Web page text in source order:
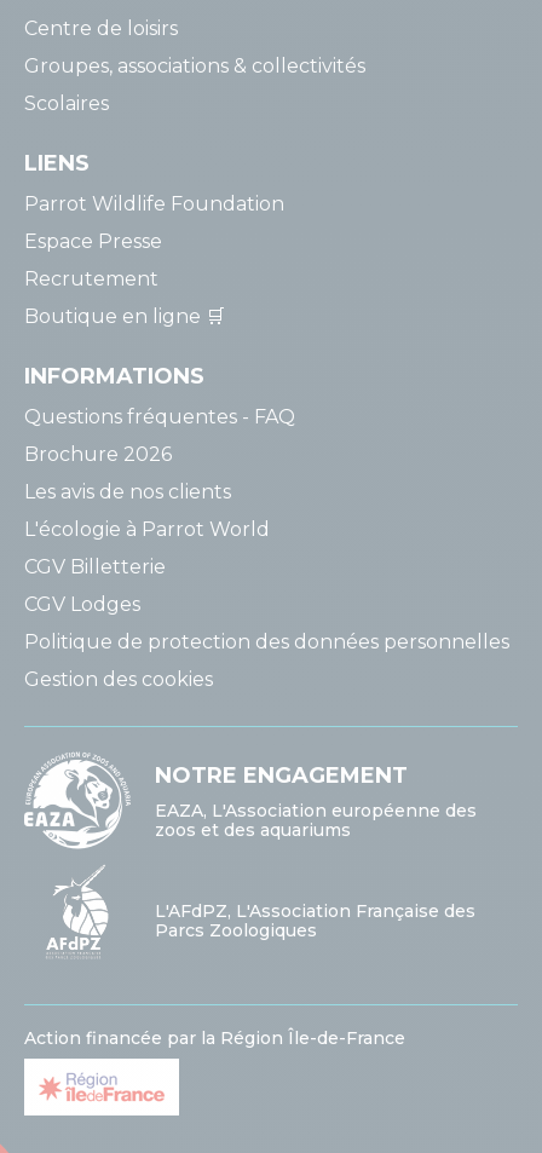
Centre de loisirs
Groupes, associations & collectivités
Scolaires
LIENS
Parrot Wildlife Foundation
Espace Presse
Recrutement
Boutique en ligne 🛒
INFORMATIONS
Questions fréquentes - FAQ
Brochure 2026
Les avis de nos clients
L'écologie à Parrot World
CGV Billetterie
CGV Lodges
Politique de protection des données personnelles
Gestion des cookies
NOTRE ENGAGEMENT
EAZA, L'Association européenne des
zoos et des aquariums
L'AFdPZ, L'Association Française des
Parcs Zoologiques
Action financée par la Région Île-de-France